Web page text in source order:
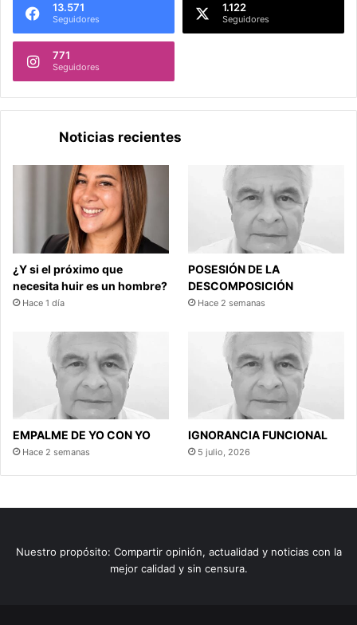
13.571
Seguidores
1.122
Seguidores
771
Seguidores
Noticias recientes
¿Y si el próximo que
necesita huir es un hombre?
Hace 1 día
POSESIÓN DE LA
DESCOMPOSICIÓN
Hace 2 semanas
EMPALME DE YO CON YO
Hace 2 semanas
IGNORANCIA FUNCIONAL
5 julio, 2026
Nuestro propósito: Compartir opinión, actualidad y noticias con la
mejor calidad y sin censura.